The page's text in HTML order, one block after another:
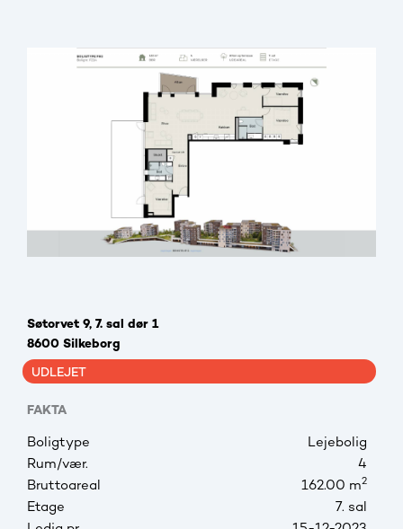
Søtorvet 9, 7. sal dør 1
8600 Silkeborg
UDLEJET
FAKTA
Boligtype
Lejebolig
Rum/vær.
4
Bruttoareal
162.00 m2
Etage
7. sal